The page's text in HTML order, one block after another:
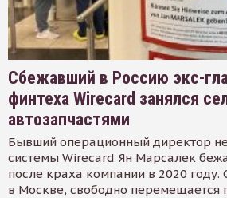
Сбежавший в Россию экс-
финтеха Wirecard занялся
автозапчастями
Бывший операционный директор
системы Wirecard Ян Марсалек
после краха компании в 2020 году.
в Москве, свободно перемещается